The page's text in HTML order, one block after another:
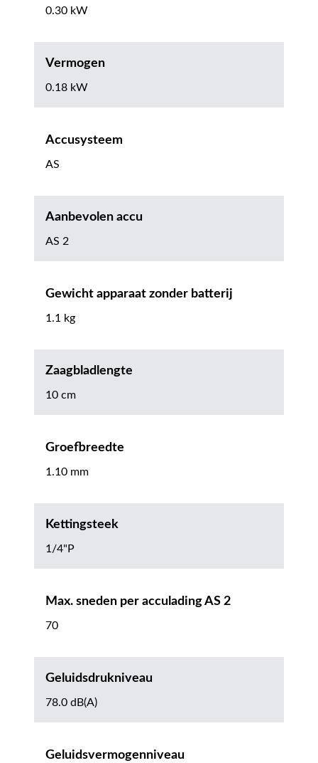
0.30 kW
Vermogen
0.18 kW
Accusysteem
AS
Aanbevolen accu
AS 2
Gewicht apparaat zonder batterij
1.1 kg
Zaagbladlengte
10 cm
Groefbreedte
1.10 mm
Kettingsteek
1/4"P
Max. sneden per acculading AS 2
70
Geluidsdrukniveau
78.0 dB(A)
Geluidsvermogenniveau